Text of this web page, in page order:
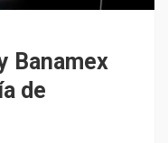
Banamex
de